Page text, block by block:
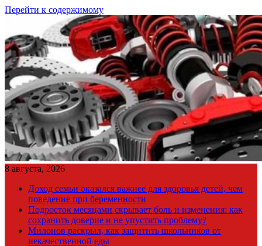
Перейти к содержимому
8 августа, 2026
Доход семьи оказался важнее для здоровья детей, чем
поведение при беременности
Подросток месяцами скрывает боль и изменения: как
сохранить доверие и не упустить проблему?
Милонов раскрыл, как защитить школьников от
некачественной еды